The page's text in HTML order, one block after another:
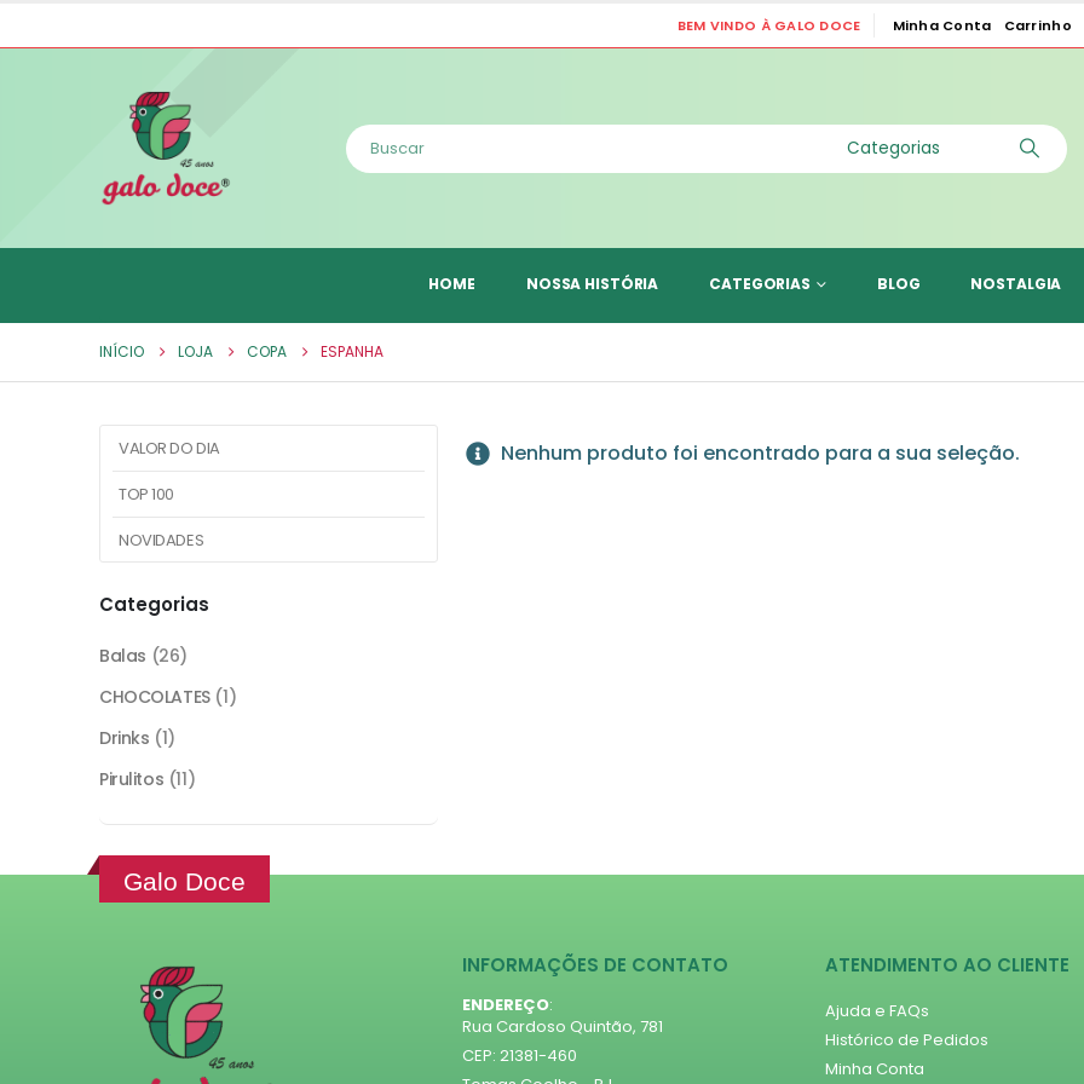
BEM VINDO À GALO DOCE Minha Conta Carrinho
HOME NOSSA HISTÓRIA CATEGORIAS BLOG NOSTALGIA
INÍCIO LOJA COPA ESPANHA
Nenhum produto foi encontrado para a sua seleção.
VALOR DO DIA
TOP 100
NOVIDADES
Categorias
Balas (26)
CHOCOLATES (1)
Drinks (1)
Pirulitos (11)
Galo Doce
INFORMAÇÕES DE CONTATO
ENDEREÇO:
Rua Cardoso Quintão, 781
CEP: 21381-460
ATENDIMENTO AO CLIENTE
Ajuda e FAQs
Histórico de Pedidos
Minha Conta